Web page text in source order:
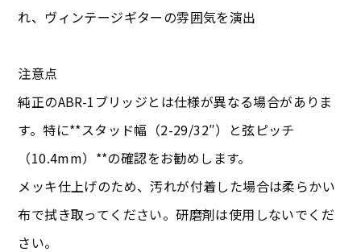
れ、ヴィンテージギターの雰囲気を演出
注意点
純正のABR-1ブリッジとは仕様が異なる場合がありま
す。特に**スタッド幅（2-29/32″）と弦ピッチ
（10.4mm）**の確認をお勧めします。
メッキ仕上げのため、汚れが付着した場合は柔らかい
布で拭き取ってください。研磨剤は使用しないでくだ
さい。